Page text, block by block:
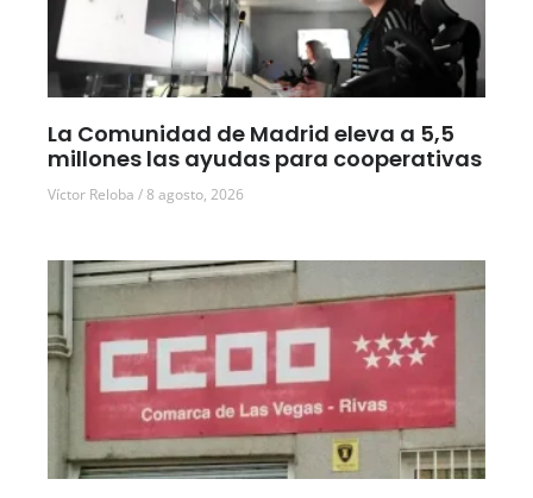
La Comunidad de Madrid eleva a 5,5
millones las ayudas para cooperativas
Víctor Reloba 8 agosto, 2026